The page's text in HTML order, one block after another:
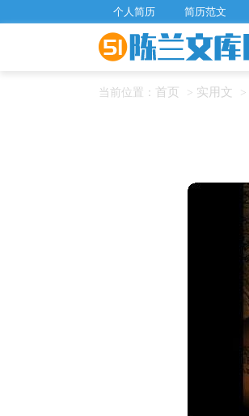
个人简历 简历范文
当前位置： 首页 > 实用文 >